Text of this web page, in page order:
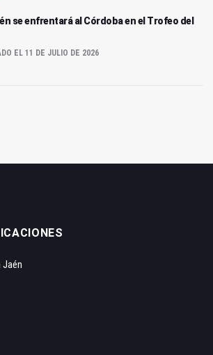
se enfrentará al Córdoba en el Trofeo del
EL 11 DE JULIO DE 2026